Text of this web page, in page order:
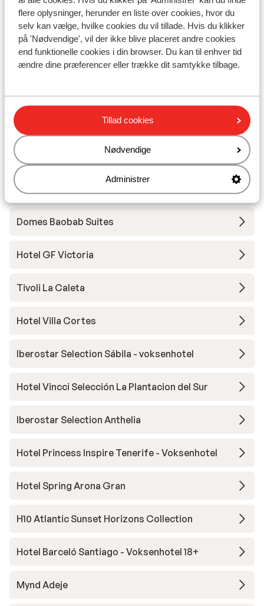
flere oplysninger, herunder en liste over cookies, hvor du
selv kan vælge, hvilke cookies du vil tillade. Hvis du klikker
på 'Nødvendige', vil der ikke blive placeret andre cookies
end funktionelle cookies i din browser. Du kan til enhver tid
ændre dine præferencer eller trække dit samtykke tilbage.
Tillad cookies
Nødvendige
Administrer
liggestole (mod betaling) , parasol (mod betaling) )
Afstand til centrum: ca. 500 meter
Afstand til busstoppested ca. 50 meter
Afstand til nærmeste kiosk ca. 10 meter
Nærmeste restaurant ca. 10 meter
Andre overnatningssteder i Tenerife
Hotel Royal Hideaway Corales Beach -
voksenhotel
Royal Hideaway Corales Villas
Domes Baobab Suites
Hotel GF Victoria
Tivoli La Caleta
Hotel Villa Cortes
Iberostar Selection Sábila - voksenhotel
Hotel Vincci Selección La Plantacion del Sur
Iberostar Selection Anthelia
Hotel Princess Inspire Tenerife - Voksenhotel
Hotel Spring Arona Gran
H10 Atlantic Sunset Horizons Collection
Hotel Barceló Santiago - Voksenhotel 18+
Mynd Adeje